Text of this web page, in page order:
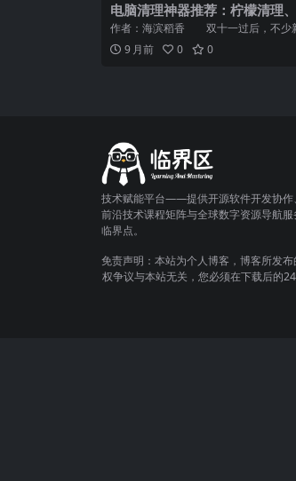
电脑清理神器推荐：柠檬清理
tDesk远程工具，MacOS必备
ix下载器
作者：海滨稻香 双十一过后，不少
买了MacBook Air，也是第一次接...
9 月前 0 0
技术赋能平台——提供开源软件开发协作
前沿技术课程矩阵与全球数字资源导航
临界点。
免责声明：本站为个人博客，博客所发
权争议与本站无关，您必须在下载后的